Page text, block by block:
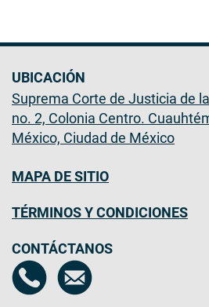
UBICACIÓN
Suprema Corte de Justicia de
no. 2, Colonia Centro.
México, Ciudad de México
MAPA DE SITIO
TÉRMINOS Y CONDICIONES
CONTÁCTANOS